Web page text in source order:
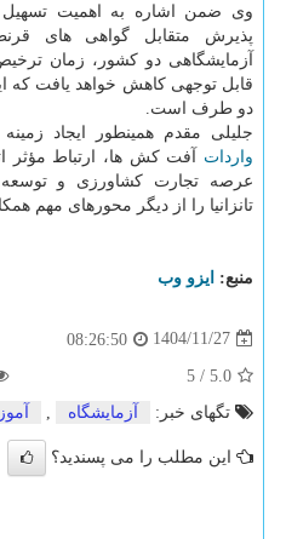
وی ضمن اشاره به اهمیت
پذیرش متقابل گواهی های
آزمایشگاهی دو کشور، زمان
قابل توجهی کاهش خواهد یافت که
دو طرف است.
جلیلی مقدم همینطور ایجاد
واردات آفت کش ها، ارتباط مؤثر
عرصه تجارت کشاورزی و
تانزانیا را از دیگر محورهای مهم
منبع: ایزو وب
1404/11/27
08:26:50
5.0
/
5
تگهای خبر:
آزمایشگاه ,
این مطلب را می پسندید؟